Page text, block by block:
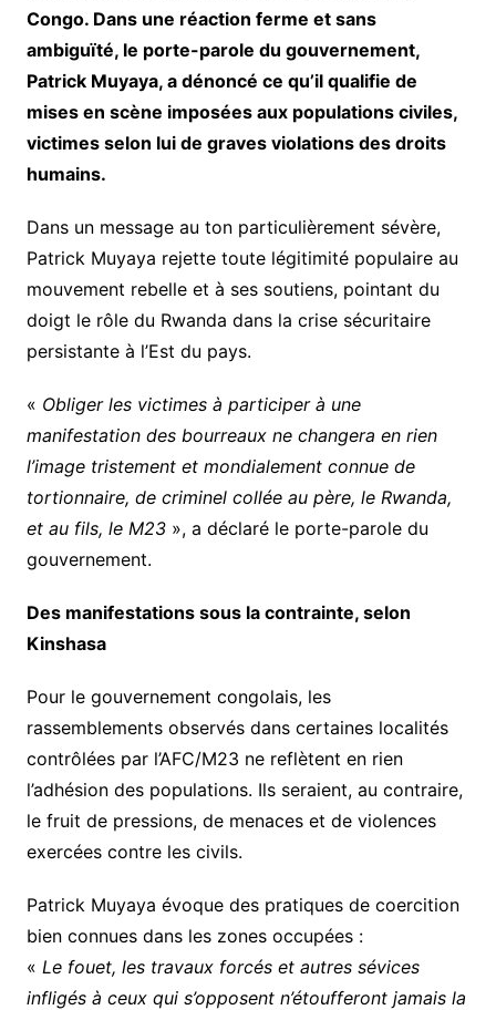
Congo. Dans une réaction ferme et sans
ambiguïté, le porte-parole du gouvernement,
Patrick Muyaya, a dénoncé ce qu’il qualifie de
mises en scène imposées aux populations civiles,
victimes selon lui de graves violations des droits
humains.
Dans un message au ton particulièrement sévère,
Patrick Muyaya rejette toute légitimité populaire au
mouvement rebelle et à ses soutiens, pointant du
doigt le rôle du Rwanda dans la crise sécuritaire
persistante à l’Est du pays.
« Obliger les victimes à participer à une
manifestation des bourreaux ne changera en rien
l’image tristement et mondialement connue de
tortionnaire, de criminel collée au père, le Rwanda,
et au fils, le M23 », a déclaré le porte-parole du
gouvernement.
Des manifestations sous la contrainte, selon
Kinshasa
Pour le gouvernement congolais, les
rassemblements observés dans certaines localités
contrôlées par l’AFC/M23 ne reflètent en rien
l’adhésion des populations. Ils seraient, au contraire,
le fruit de pressions, de menaces et de violences
exercées contre les civils.
Patrick Muyaya évoque des pratiques de coercition
bien connues dans les zones occupées :
« Le fouet, les travaux forcés et autres sévices
infligés à ceux qui s’opposent n’étoufferont jamais la